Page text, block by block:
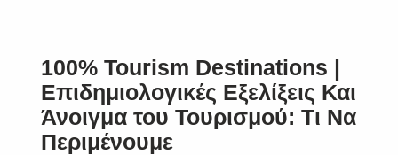
100% Tourism Destinations |
Επιδημιολογικές Εξελίξεις Και
Άνοιγμα του Τουρισμού: Τι Να
Περιμένουμε